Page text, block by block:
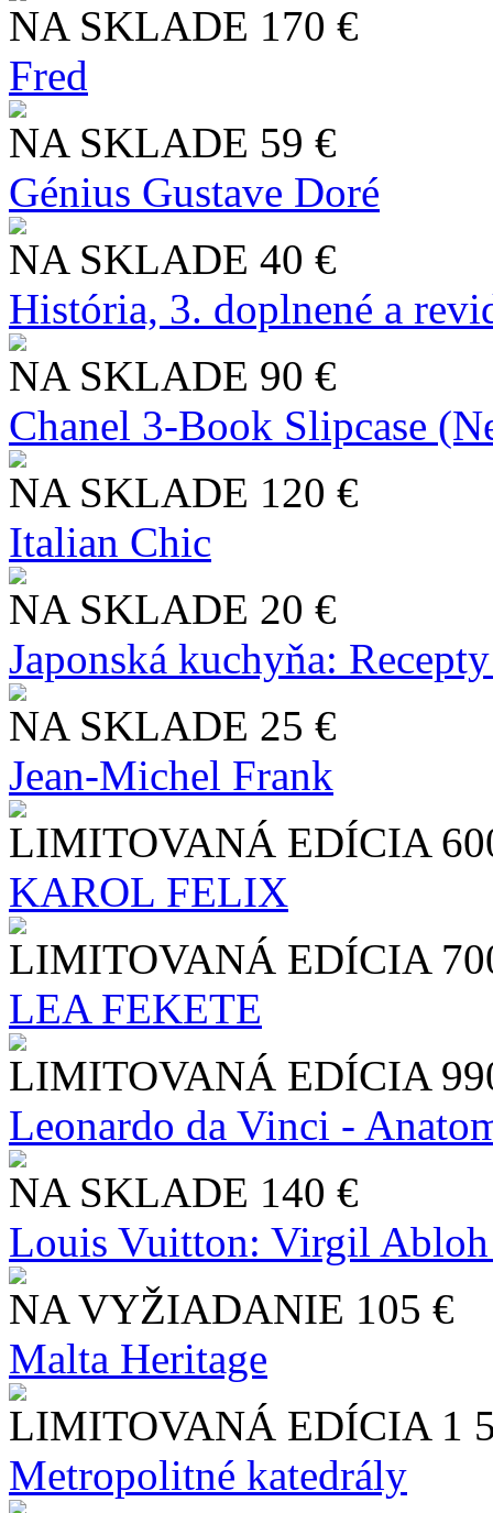
NA SKLADE 170 €
Fred
NA SKLADE 59 €
Génius Gustave Doré
NA SKLADE 40 €
História, 3. doplnené a
NA SKLADE 90 €
Chanel 3-Book Slipcase
NA SKLADE 120 €
Italian Chic
NA SKLADE 20 €
Japonská kuchyňa:
NA SKLADE 25 €
Jean-Michel Frank
LIMITOVANÁ EDÍCIA
KAROL FELIX
LIMITOVANÁ EDÍCIA
LEA FEKETE
LIMITOVANÁ EDÍCIA
Leonardo da Vinci -
NA SKLADE 140 €
Louis Vuitton: Virgil
NA VYŽIADANIE 105 €
Malta Heritage
LIMITOVANÁ EDÍCIA 1
Metropolitné katedrály